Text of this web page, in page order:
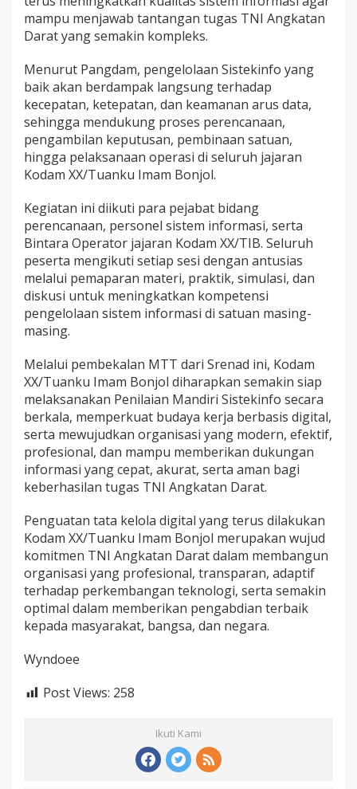
mampu menjawab tantangan tugas TNI Angkatan
Darat yang semakin kompleks.
Menurut Pangdam, pengelolaan Sistekinfo yang
baik akan berdampak langsung terhadap
kecepatan, ketepatan, dan keamanan arus data,
sehingga mendukung proses perencanaan,
pengambilan keputusan, pembinaan satuan,
hingga pelaksanaan operasi di seluruh jajaran
Kodam XX/Tuanku Imam Bonjol.
Kegiatan ini diikuti para pejabat bidang
perencanaan, personel sistem informasi, serta
Bintara Operator jajaran Kodam XX/TIB. Seluruh
peserta mengikuti setiap sesi dengan antusias
melalui pemaparan materi, praktik, simulasi, dan
diskusi untuk meningkatkan kompetensi
pengelolaan sistem informasi di satuan masing-
masing.
Melalui pembekalan MTT dari Srenad ini, Kodam
XX/Tuanku Imam Bonjol diharapkan semakin siap
melaksanakan Penilaian Mandiri Sistekinfo secara
berkala, memperkuat budaya kerja berbasis digital,
serta mewujudkan organisasi yang modern, efektif,
profesional, dan mampu memberikan dukungan
informasi yang cepat, akurat, serta aman bagi
keberhasilan tugas TNI Angkatan Darat.
Penguatan tata kelola digital yang terus dilakukan
Kodam XX/Tuanku Imam Bonjol merupakan wujud
komitmen TNI Angkatan Darat dalam membangun
organisasi yang profesional, transparan, adaptif
terhadap perkembangan teknologi, serta semakin
optimal dalam memberikan pengabdian terbaik
kepada masyarakat, bangsa, dan negara.
Wyndoee
Post Views: 258
Ikuti Kami